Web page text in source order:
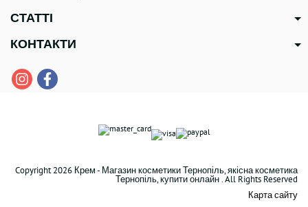
СТАТТІ
КОНТАКТИ
Copyright 2026 Крем - Магазин косметики Тернопіль, якісна косметика
Тернопіль, купити онлайн . All Rights Reserved
Карта сайту